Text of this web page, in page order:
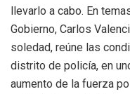
llevarlo a cabo. En
Gobierno, Carlos
soledad, reúne las
distrito de policía, en
aumento de la fuerza